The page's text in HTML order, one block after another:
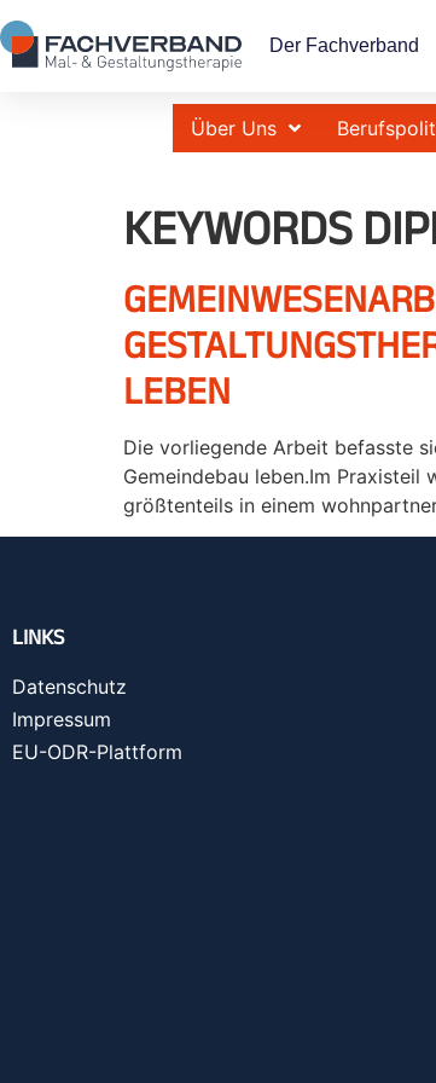
Der Fachverband
Über Uns
KEYWORDS
LEBEN
Die vorliegende Arbeit befasste
Gemeindebau leben.Im
größtenteils in einem
LINKS
Datenschutz
Impressum
EU-ODR-Plattform